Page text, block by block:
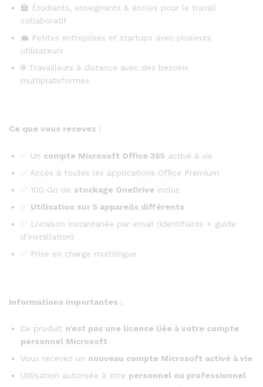
🏫 Étudiants, enseignants & écoles pour le travail
collaboratif
💼 Petites entreprises et startups avec plusieurs
utilisateurs
🌐 Travailleurs à distance avec des besoins
multiplateformes
Ce que vous recevez :
✅ Un compte Microsoft Office 365 activé à vie
✅ Accès à toutes les applications Office Premium
✅ 100 Go de stockage OneDrive inclus
Utilisation sur 5 appareils différents
✅ Livraison instantanée par email (identifiants + guide
d’installation)
✅ Prise en charge multilingue
Informations importantes :
Ce produit n’est pas une licence liée à votre compte
personnel Microsoft
Vous recevez un nouveau compte Microsoft activé à vie
Utilisation autorisée à titre personnel ou professionnel